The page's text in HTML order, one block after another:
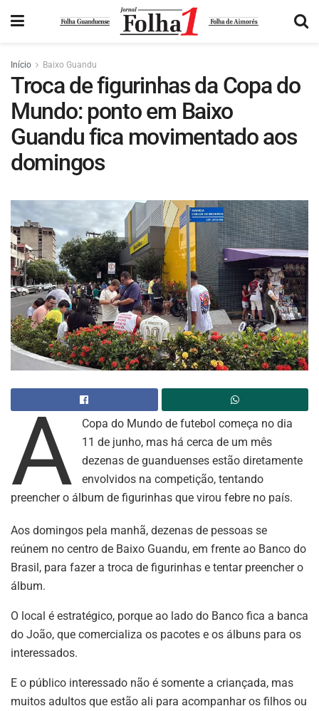
Início Baixo Guandu
Troca de figurinhas da Copa do
Mundo: ponto em Baixo
Guandu fica movimentado aos
domingos
A
Copa do Mundo de futebol começa no dia
11 de junho, mas há cerca de um mês
dezenas de guanduenses estão diretamente
envolvidos na competição, tentando
preencher o álbum de figurinhas que virou febre no país.
Aos domingos pela manhã, dezenas de pessoas se
reúnem no centro de Baixo Guandu, em frente ao Banco do
Brasil, para fazer a troca de figurinhas e tentar preencher o
álbum.
O local é estratégico, porque ao lado do Banco fica a banca
do João, que comercializa os pacotes e os álbuns para os
interessados.
E o público interessado não é somente a criançada, mas
muitos adultos que estão ali para acompanhar os filhos ou